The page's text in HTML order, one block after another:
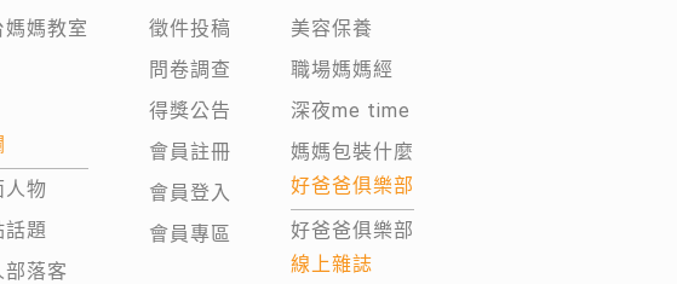
媽媽教室
人物
話題
部落客
徵件投稿
問卷調查
得獎公告
會員註冊
會員登入
會員專區
美容保養
職場媽媽經
深夜me time
媽媽包裝什麼
好爸爸俱樂部
好爸爸俱樂部
線上雜誌